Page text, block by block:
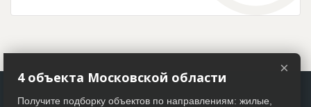
×
4 объекта Московской области
Получите подборку объектов по направлениям: жилые,